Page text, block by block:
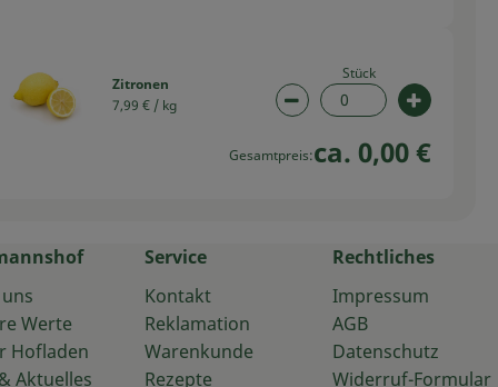
ändern
Zitronen
7,99 € / kg
Stück
Artikelanzahl
Gesamtpreis:ca. 0,00 €
Werte
Hofladen
Aktuelles
Service
Kontakt
Reklamation
Warenkunde
Rezepte
Rechtliches
Impressum
AGB
Datenschutz
Widerruf-Formular